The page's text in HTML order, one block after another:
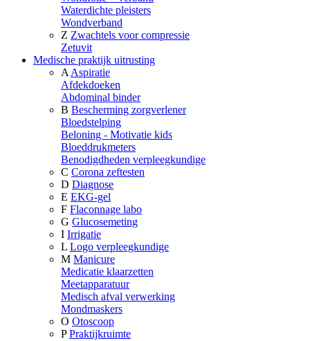
Waterdichte pleisters
Wondverband
Z Zwachtels voor compressie
Zetuvit
Medische praktijk uitrusting
A Aspiratie
Afdekdoeken
Abdominal binder
B Bescherming zorgverlener
Bloedstelping
Beloning - Motivatie kids
Bloeddrukmeters
Benodigdheden verpleegkundige
C Corona zeftesten
D Diagnose
E EKG-gel
F Flaconnage labo
G Glucosemeting
I Irrigatie
L Logo verpleegkundige
M Manicure
Medicatie klaarzetten
Meetapparatuur
Medisch afval verwerking
Mondmaskers
O Otoscoop
P Praktijkruimte